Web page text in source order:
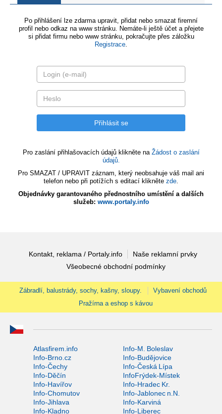
Po přihlášení lze zdarma upravit, přidat nebo smazat firemní
profil nebo odkaz na www stránku. Nemáte-li ještě účet a přejete
si přidat firmu nebo www stránku, pokračujte přes záložku
Registrace.
Pro zaslání přihlašovacích údajů klikněte na Žádost o zaslání
údajů.
Pro SMAZAT / UPRAVIT záznam, který neobsahuje váš mail ani
telefon nebo při potížích s editací klikněte zde.
Objednávky garantovaného přednostního umístění a dalších
služeb: www.portaly.info
Kontakt, reklama / Portaly.info
Naše reklamní prvky
Všeobecné obchodní podmínky
Zábradlí, balustrády, sochy, kašny, sloupy.
Vybavení obchodů
Pražírna a eshop s kávou
Atlasfirem.info
Info-M. Boleslav
Info-Brno.cz
Info-Budějovice
Info-Čechy
Info-Česká Lípa
Info-Děčín
InfoFrýdek-Místek
Info-Havířov
Info-Hradec Kr.
Info-Chomutov
Info-Jablonec n.N.
Info-Jihlava
Info-Karviná
Info-Kladno
Info-Liberec